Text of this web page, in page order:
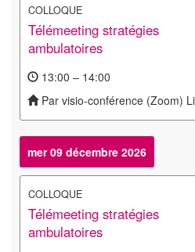
COLLOQUE
Télémeeting stratégies
ambulatoires
13:00 – 14:00
Par visio-conférence (Zoom)
mer 09 décembre 2026
COLLOQUE
Télémeeting stratégies
ambulatoires